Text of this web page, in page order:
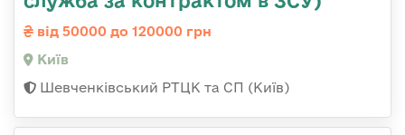
від 50000 до 120000 грн
Київ
Шевченківський РТЦК та СП (Київ)